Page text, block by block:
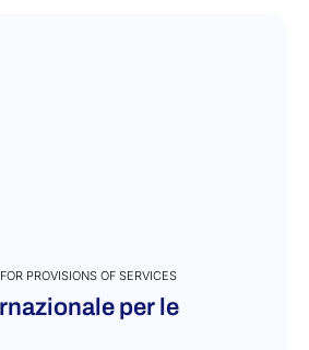
PROVISIONS OF SERVICES
per le